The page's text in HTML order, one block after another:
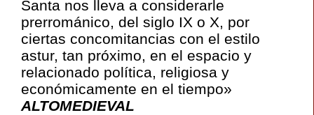
Santa nos lleva a considerarle
prerrománico, del siglo IX o X, por
ciertas concomitancias con el estilo
astur, tan próximo, en el espacio y
relacionado política, religiosa y
económicamente en el tiempo»
ALTOMEDIEVAL